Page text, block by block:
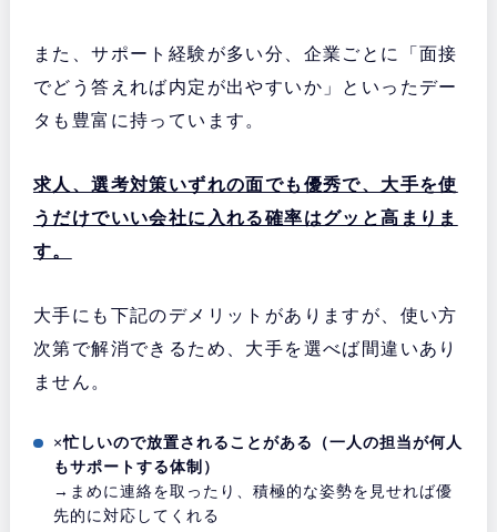
また、サポート経験が多い分、企業ごとに「面接
でどう答えれば内定が出やすいか」といったデー
タも豊富に持っています。
求人、選考対策いずれの面でも優秀で、大手を使
うだけでいい会社に入れる確率はグッと高まりま
す。
大手にも下記のデメリットがありますが、使い方
次第で解消できるため、大手を選べば間違いあり
ません。
×忙しいので放置されることがある（一人の担当が何人
もサポートする体制）
→まめに連絡を取ったり、積極的な姿勢を見せれば優
先的に対応してくれる